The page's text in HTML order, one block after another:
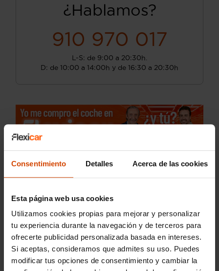
Consentimiento Detalles Acerca de las cookies
Esta página web usa cookies
Utilizamos cookies propias para mejorar y personalizar
tu experiencia durante la navegación y de terceros para
ofrecerte publicidad personalizada basada en intereses.
Si aceptas, consideramos que admites su uso. Puedes
modificar tus opciones de consentimiento y cambiar la
¿Hablamos?
910 970 017
L-S: de 9:00 a 20:30h.
D: de 10:00 a 14:00h y de 16:30 a 20:30h